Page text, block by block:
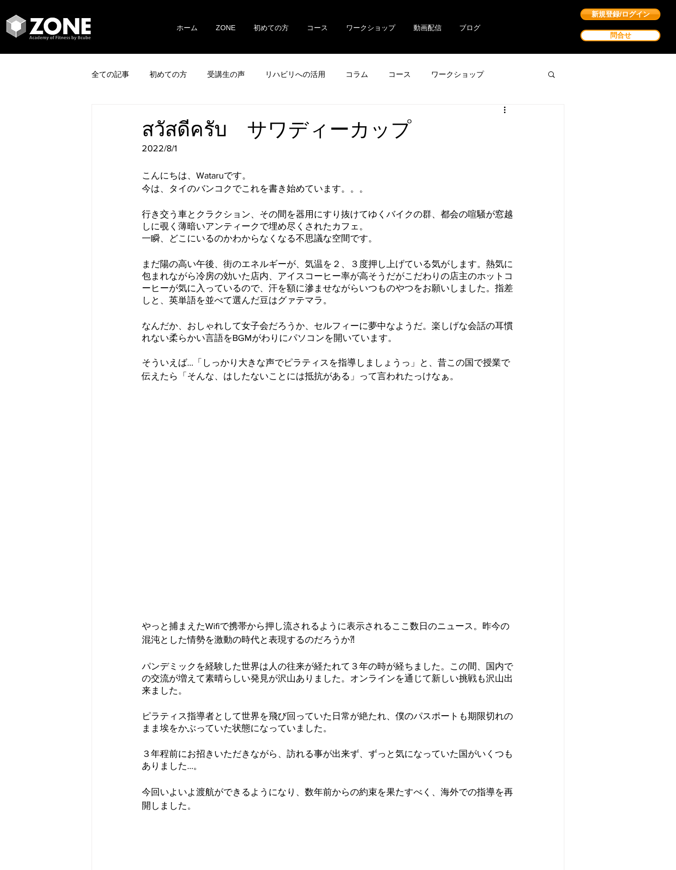
ホーム ZONE 初めての方 コース ワークショップ 動画配信 ブログ
新規登録/ログイン
問合せ
全ての記事 初めての方 受講生の声 リハビリへの活用 コラム コース ワークショップ
สวัสดีครับ サワディーカップ
2022/8/1
こんにちは、Wataruです。
今は、タイのバンコクでこれを書き始めています。。。
行き交う車とクラクション、その間を器用にすり抜けてゆくバイクの群、都会の喧騒が窓越
しに覗く薄暗いアンティークで埋め尽くされたカフェ。
一瞬、どこにいるのかわからなくなる不思議な空間です。
まだ陽の高い午後、街のエネルギーが、気温を２、３度押し上げている気がします。熱気に
包まれながら冷房の効いた店内、アイスコーヒー率が高そうだがこだわりの店主のホットコ
ーヒーが気に入っているので、汗を額に滲ませながらいつものやつをお願いしました。指差
しと、英単語を並べて選んだ豆はグァテマラ。
なんだか、おしゃれして女子会だろうか、セルフィーに夢中なようだ。楽しげな会話の耳慣
れない柔らかい言語をBGMがわりにパソコンを開いています。
そういえば…「しっかり大きな声でピラティスを指導しましょうっ」と、昔この国で授業で
伝えたら「そんな、はしたないことには抵抗がある」って言われたっけなぁ。
やっと捕まえたWifiで携帯から押し流されるように表示されるここ数日のニュース。昨今の
混沌とした情勢を激動の時代と表現するのだろうか⁈
パンデミックを経験した世界は人の往来が経たれて３年の時が経ちました。この間、国内で
の交流が増えて素晴らしい発見が沢山ありました。オンラインを通じて新しい挑戦も沢山出
来ました。
ピラティス指導者として世界を飛び回っていた日常が絶たれ、僕のパスポートも期限切れの
まま埃をかぶっていた状態になっていました。
３年程前にお招きいただきながら、訪れる事が出来ず、ずっと気になっていた国がいくつも
ありました…。
今回いよいよ渡航ができるようになり、数年前からの約束を果たすべく、海外での指導を再
開しました。